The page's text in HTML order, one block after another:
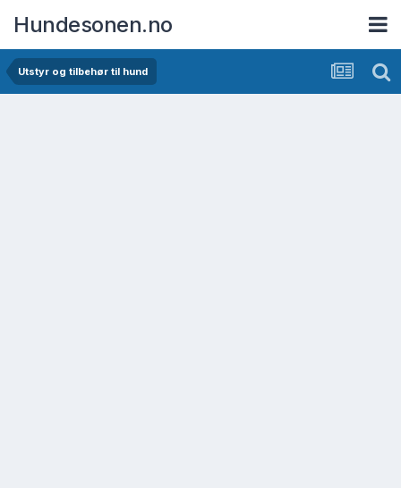
Hundesonen.no
Utstyr og tilbehør til hund